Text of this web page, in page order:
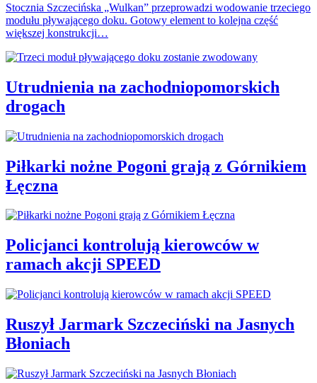
Stocznia Szczecińska „Wulkan” przeprowadzi wodowanie trzeciego
modułu pływającego doku. Gotowy element to kolejna część
większej konstrukcji…
Utrudnienia na zachodniopomorskich
drogach
Piłkarki nożne Pogoni grają z Górnikiem
Łęczna
Policjanci kontrolują kierowców w
ramach akcji SPEED
Ruszył Jarmark Szczeciński na Jasnych
Błoniach